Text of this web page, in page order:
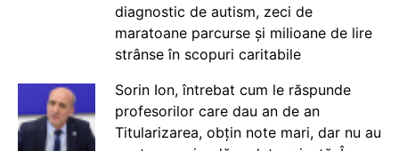
diagnostic de autism, zeci de
maratoane parcurse și milioane de lire
strânse în scopuri caritabile
Sorin Ion, întrebat cum le răspunde
profesorilor care dau an de an
Titularizarea, obțin note mari, dar nu au